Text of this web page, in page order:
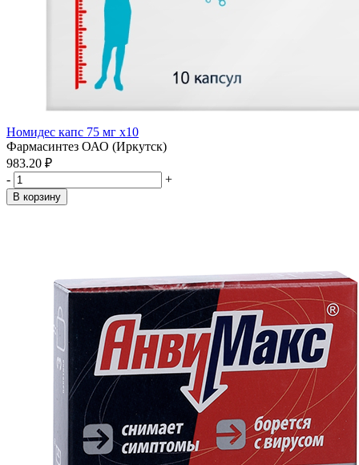
Номидес капс 75 мг x10
Фармасинтез ОАО (Иркутск)
983.20 ₽
-
+
В корзину